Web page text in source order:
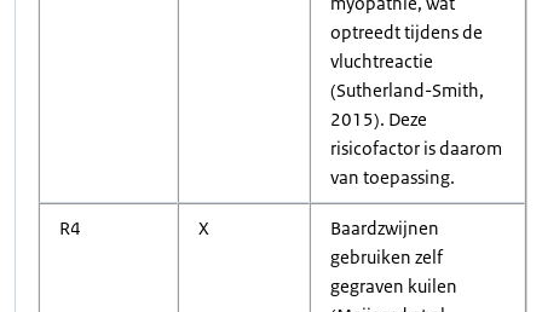
optreedt tijdens de
vluchtreactie
(Sutherland-Smith,
2015). Deze
risicofactor is daarom
van toepassing.
R4 X
Baardzwijnen
gebruiken zelf
gegraven kuilen